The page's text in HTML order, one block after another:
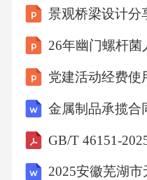
每季度进行工具性日
对购物、乘车等社会
简单劳动能力如整理
生活能力维持环境刺
退缩致功能退化护理
用药监督确保患者严
氮平等第二代抗精神
景观桥梁设计分
26年幽门螺杆菌
党建活动经费使
金属制品承揽合